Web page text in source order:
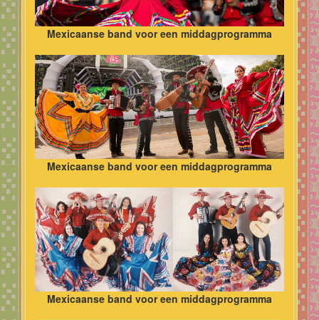
Mexicaanse band voor een middagprogramma
Mexicaanse band voor een middagprogramma
Mexicaanse band voor een middagprogramma